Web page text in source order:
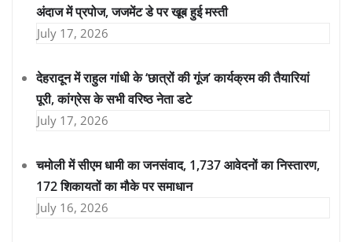
अंदाज में प्रपोज, जजमेंट डे पर खूब हुई मस्ती
July 17, 2026
देहरादून में राहुल गांधी के ‘छात्रों की गूंज’ कार्यक्रम की तैयारियां
पूरी, कांग्रेस के सभी वरिष्ठ नेता डटे
July 17, 2026
चमोली में सीएम धामी का जनसंवाद, 1,737 आवेदनों का निस्तारण,
172 शिकायतों का मौके पर समाधान
July 16, 2026